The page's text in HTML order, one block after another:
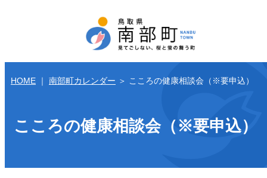
HOME ｜ 南部町カレンダー ＞ こころの健康相談会（※要申込）
こころの健康相談会（※要申込）